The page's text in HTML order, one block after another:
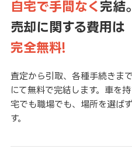
自宅で手間なく 完結。
売却に関する費用は
完全無料!
査定から引取、各種手続きま
にて無料で完結します。車を
宅でも職場でも、場所を選ば
す。